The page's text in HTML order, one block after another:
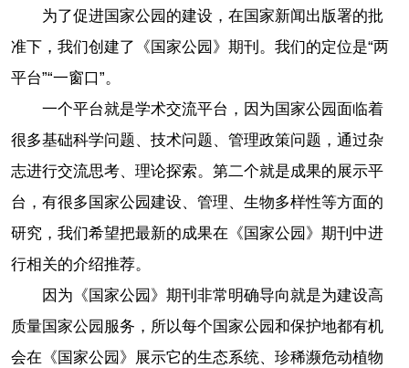
为了促进国家公园的建设，在国家新闻出版署的批
准下，我们创建了《国家公园》期刊。我们的定位是“两
平台”“一窗口”。
一个平台就是学术交流平台，因为国家公园面临着
很多基础科学问题、技术问题、管理政策问题，通过杂
志进行交流思考、理论探索。第二个就是成果的展示平
台，有很多国家公园建设、管理、生物多样性等方面的
研究，我们希望把最新的成果在《国家公园》期刊中进
行相关的介绍推荐。
因为《国家公园》期刊非常明确导向就是为建设高
质量国家公园服务，所以每个国家公园和保护地都有机
会在《国家公园》展示它的生态系统、珍稀濒危动植物